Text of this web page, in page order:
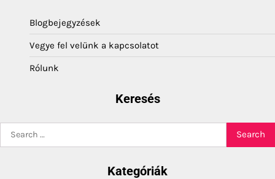
Blogbejegyzések
Vegye fel velünk a kapcsolatot
Rólunk
Keresés
Search
for:
Kategóriák